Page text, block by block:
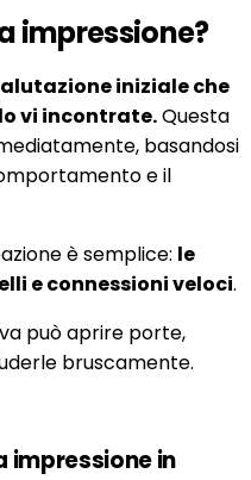
impressione?
iniziale che
vi incontrate.Questa
basandosi
e il
è semplice: le
e connessioni veloci.
può aprire porte,
bruscamente.
impressione in